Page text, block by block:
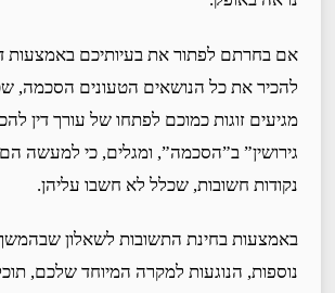
אם בחרתם לפתור את בעיותיכם באמצעות
להכיר את כל הנושאים הטעונים הסכמה,
מגיעים זוגות כמוכם לפתחו של עורך דין
גירושין” ב”הסכמה”, ומגלים, כי למעשה
נקודות חשובות, שכלל לא חשבו עליהן.
באמצעות בחינת התשובות לשאלון
נוספות, הנוגעות למקרה המיוחד שלכם,